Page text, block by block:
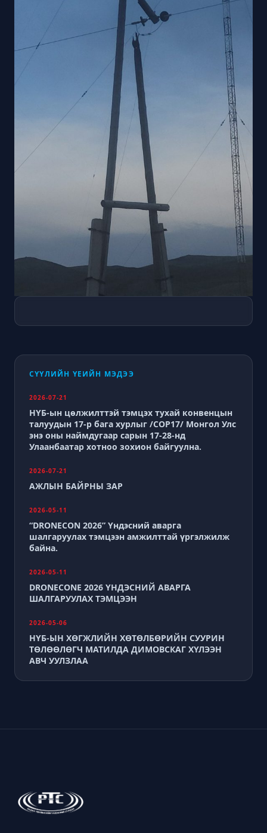
СҮҮЛИЙН ҮЕИЙН МЭДЭЭ
2026-07-21
НҮБ-ын цөлжилттэй тэмцэх тухай конвенцын
талуудын 17-р бага хурлыг /СОР17/ Монгол Улс
энэ оны наймдугаар сарын 17-28-нд
Улаанбаатар хотноо зохион байгуулна.
2026-07-21
АЖЛЫН БАЙРНЫ ЗАР
2026-05-11
“DRONECON 2026” Үндэсний аварга
шалгаруулах тэмцээн амжилттай үргэлжилж
байна.
2026-05-11
DRONECONE 2026 ҮНДЭСНИЙ АВАРГА
ШАЛГАРУУЛАХ ТЭМЦЭЭН
2026-05-06
НҮБ-ЫН ХӨГЖЛИЙН ХӨТӨЛБӨРИЙН СУУРИН
ТӨЛӨӨЛӨГЧ МАТИЛДА ДИМОВСКАГ ХҮЛЭЭН
АВЧ УУЛЗЛАА